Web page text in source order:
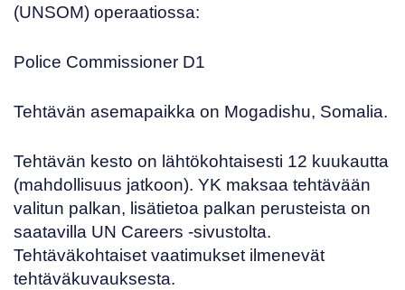
(UNSOM) operaatiossa:
Police Commissioner D1
Tehtävän asemapaikka on Mogadishu, Somalia.
Tehtävän kesto on lähtökohtaisesti 12 kuukautta
(mahdollisuus jatkoon). YK maksaa tehtävään
valitun palkan, lisätietoa palkan perusteista on
saatavilla UN Careers -sivustolta.
Tehtäväkohtaiset vaatimukset ilmenevät
tehtäväkuvauksesta.